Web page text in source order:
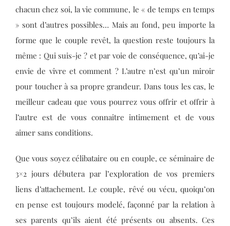
chacun chez soi, la vie commune, le « de temps en temps
» sont d’autres possibles… Mais au fond, peu importe la
forme que le couple revêt, la question reste toujours la
même : Qui suis-je ? et par voie de conséquence, qu’ai-je
envie de vivre et comment ? L’autre n’est qu’un miroir
pour toucher à sa propre grandeur. Dans tous les cas, le
meilleur cadeau que vous pourrez vous offrir et offrir à
l’autre est de vous connaitre intimement et de vous
aimer sans conditions.
Que vous soyez célibataire ou en couple, ce séminaire de
3×2 jours débutera par l’exploration de vos premiers
liens d’attachement. Le couple, rêvé ou vécu, quoiqu’on
en pense est toujours modelé, façonné par la relation à
ses parents qu’ils aient été présents ou absents. Ces